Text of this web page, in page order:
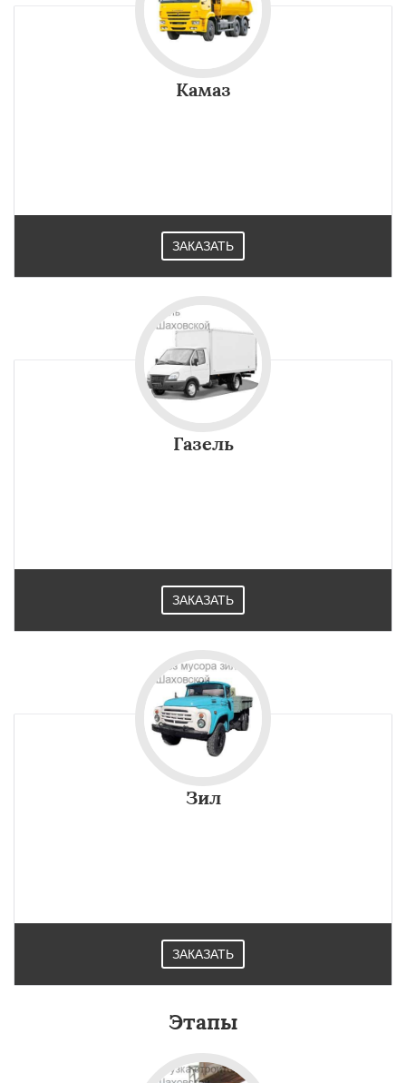
Камаз
ЗАКАЗАТЬ
Газель
ЗАКАЗАТЬ
Зил
ЗАКАЗАТЬ
Этапы